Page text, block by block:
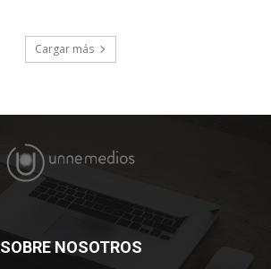
Cargar más
SOBRE NOSOTROS